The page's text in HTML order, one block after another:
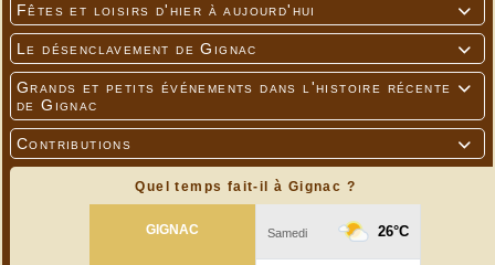

Fêtes et loisirs d'hier à aujourd'hui

Le désenclavement de Gignac

Grands et petits événements dans l'histoire récente
de Gignac

Contributions
Quel temps fait-il à Gignac ?